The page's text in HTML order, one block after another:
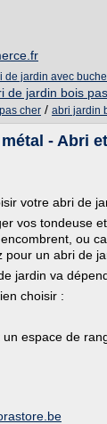
de jardin avec
de jardin bois
cher / abri jardin
- Abri
votre abri de
vos tondeuse
ou
un abri de
jardin va
choisir :
un espace de